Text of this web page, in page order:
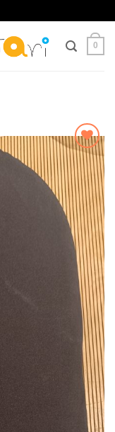
0
Dodajte
na listu
želja